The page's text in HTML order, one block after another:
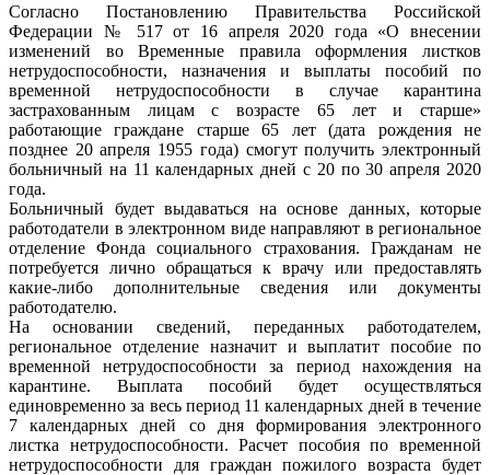
Согласно Постановлению Правительства Российской
Федерации № 517 от 16 апреля 2020 года «О внесении
изменений во Временные правила оформления листков
нетрудоспособности, назначения и выплаты пособий по
временной нетрудоспособности в случае карантина
застрахованным лицам с возрасте 65 лет и старше»
работающие граждане старше 65 лет (дата рождения не
позднее 20 апреля 1955 года) смогут получить электронный
больничный на 11 календарных дней с 20 по 30 апреля 2020
года.
Больничный будет выдаваться на основе данных, которые
работодатели в электронном виде направляют в региональное
отделение Фонда социального страхования. Гражданам не
потребуется лично обращаться к врачу или предоставлять
какие-либо дополнительные сведения или документы
работодателю.
На основании сведений, переданных работодателем,
региональное отделение назначит и выплатит пособие по
временной нетрудоспособности за период нахождения на
карантине. Выплата пособий будет осуществляться
единовременно за весь период 11 календарных дней в течение
7 календарных дней со дня формирования электронного
листка нетрудоспособности. Расчет пособия по временной
нетрудоспособности для граждан пожилого возраста будет